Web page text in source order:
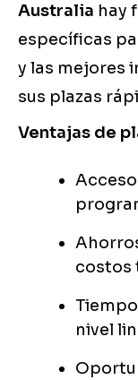
Australia hay
específicas
y las mejores
sus plazas
Ventajas de
costos
nivel